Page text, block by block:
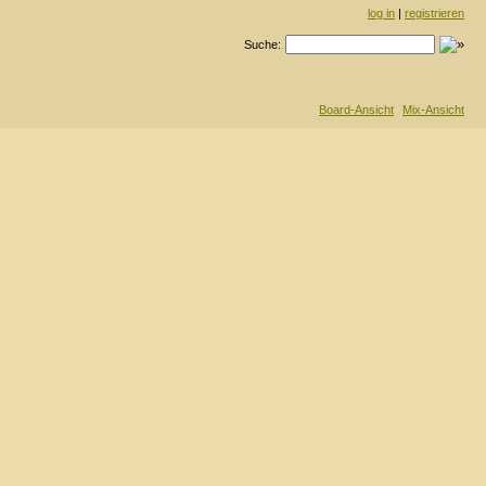
log in | registrieren
Suche:
Board-Ansicht Mix-Ansicht